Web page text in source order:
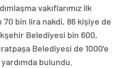
vakıflarımız ilk
bin lira nakdi, 86 kişiye de
Belediyesi bin 600,
Belediyesi de 1000’e
bulundu.